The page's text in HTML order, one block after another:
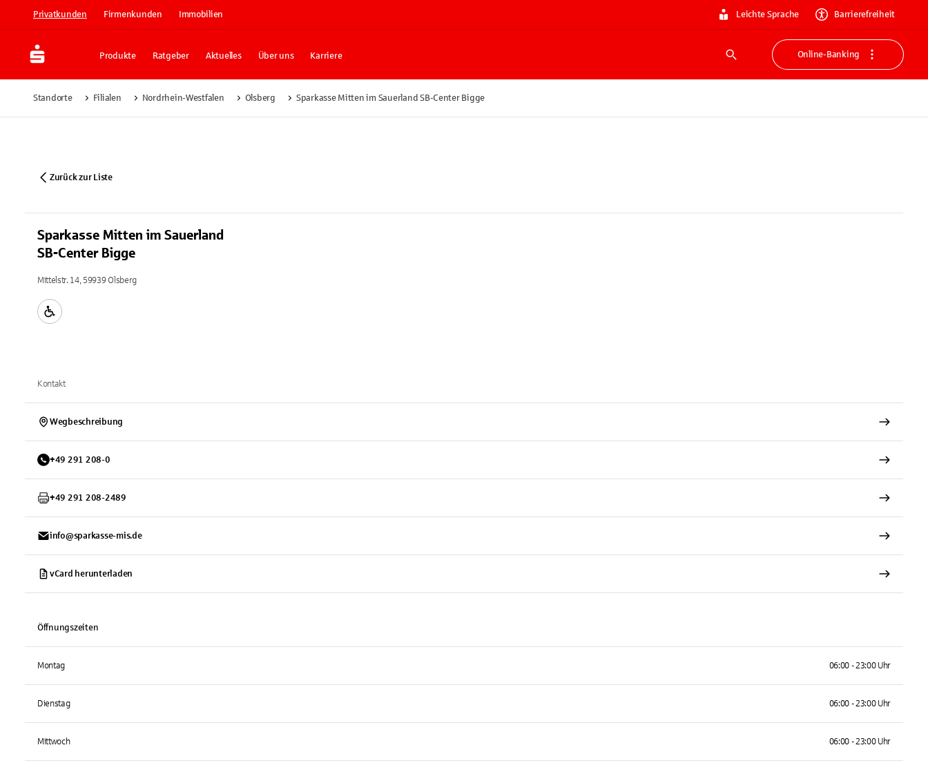
Privatkunden Firmenkunden Immobilien Leichte Sprache Barrierefreiheit
Produkte Ratgeber Aktuelles Über uns Karriere
Suche
Online-Banking
Standorte Filialen Nordrhein-Westfalen Olsberg Sparkasse Mitten im Sauerland SB-Center Bigge
Zurück zur Liste
Sparkasse Mitten im Sauerland
SB-Center Bigge
Mittelstr. 14, 59939 Olsberg
Kontakt
Wegbeschreibung
+49 291 208-0
+49 291 208-2489
info@sparkasse-mis.de
vCard herunterladen
Öffnungszeiten
Montag 06:00 - 23:00 Uhr
Dienstag 06:00 - 23:00 Uhr
Mittwoch 06:00 - 23:00 Uhr